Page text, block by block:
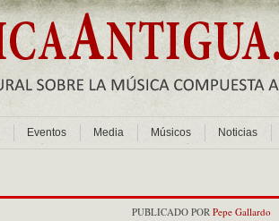
Eventos Media Músicos Noticias
PUBLICADO POR Pepe Gallardo